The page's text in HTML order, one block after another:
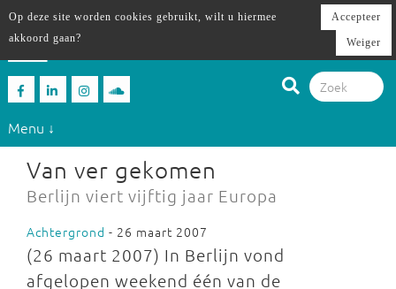
Menu ↓
Van ver gekomen
Berlijn viert vijftig jaar Europa
Achtergrond - 26 maart 2007
(26 maart 2007) In Berlijn vond
afgelopen weekend één van de
Op deze site worden cookies gebruikt, wilt u hiermee
akkoord gaan?
Accepteer
Weiger